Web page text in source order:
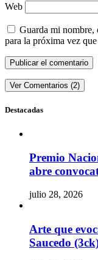
Web
Guarda mi nombre,
para la próxima vez
Ver Comentarios (2)
Destacadas
Premio
abre
julio 28, 2026
Arte que
Saucedo